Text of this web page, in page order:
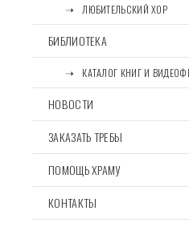
⠀⠀➝⠀ЛЮБИТЕЛЬСКИЙ ХОР
БИБЛИОТЕКА
⠀⠀➝⠀КАТАЛОГ КНИГ И
НОВОСТИ
ЗАКАЗАТЬ ТРЕБЫ
ПОМОЩЬ ХРАМУ
КОНТАКТЫ